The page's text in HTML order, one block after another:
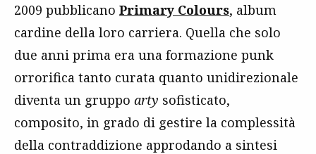
2009 pubblicano Primary Colours, album
cardine della loro carriera. Quella che solo
due anni prima era una formazione punk
orrorifica tanto curata quanto unidirezionale
diventa un gruppo arty sofisticato,
composito, in grado di gestire la complessità
della contraddizione approdando a sintesi